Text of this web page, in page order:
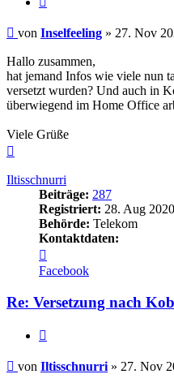
Beitrag
von Inselfeeling » 27. Nov
Hallo zusammen,
hat jemand Infos wie viele nun
versetzt wurden? Und auch in
überwiegend im Home Office
Viele Grüße
Iltisschnurri
Beiträge: 287
Registriert: 28. Aug
Behörde: Telekom
Kontaktdaten:
von
Iltisschnurri
Facebook
Re: Versetzung nach
Beitrag
von Iltisschnurri» 27. Nov